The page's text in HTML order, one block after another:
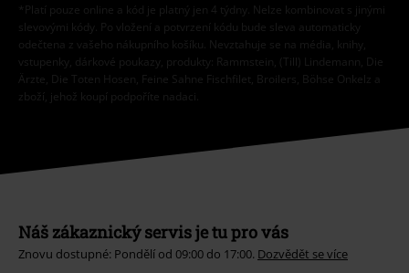
*Platí pouze online a kód je platný jen 4 týdny. Nelze kombinovat s jinými
slevovými kódy. Po vložení a potvrzení kódu bude sleva automaticky
odečtena z vašeho nákupního košíku. Nevztahuje se na média, knihy,
vstupenky, dárkové poukazy, produkty: Rammstein, (Till) Lindemann, Die
Ärzte, Die Toten Hosen, Feine Sahne Fischfilet, Broilers, Böhse Onkelz a
zboží, jehož koupí podpoříte nadaci.
Náš zákaznický servis je tu pro vás
Znovu dostupné: Pondělí od 09:00 do 17:00. Dozvědět se více